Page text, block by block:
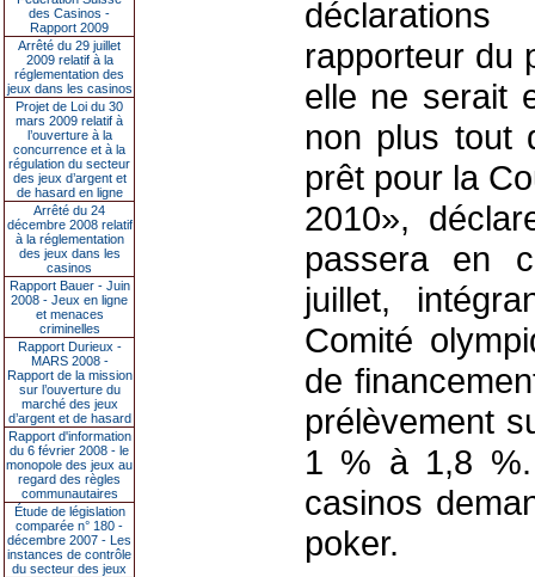
des Casinos -
Rapport 2009
Arrêté du 29 juillet
2009 relatif à la
réglementation des
jeux dans les casinos
Projet de Loi du 30
mars 2009 relatif à
l’ouverture à la
concurrence et à la
régulation du secteur
des jeux d’argent et
de hasard en ligne
Arrêté du 24
décembre 2008 relatif
à la réglementation
des jeux dans les
casinos
Rapport Bauer - Juin
2008 - Jeux en ligne
et menaces
criminelles
Rapport Durieux -
MARS 2008 -
Rapport de la mission
sur l’ouverture du
marché des jeux
d’argent et de hasard
Rapport d'information
du 6 février 2008 - le
monopole des jeux au
regard des règles
communautaires
Étude de législation
comparée n° 180 -
décembre 2007 - Les
instances de contrôle
du secteur des jeux
rapporteur du
elle ne serait
non plus tout
prêt pour la
2010»,
passera en
juillet,
Comité
de
prélèvement
1 % à 1,8 %.
casinos
poker.